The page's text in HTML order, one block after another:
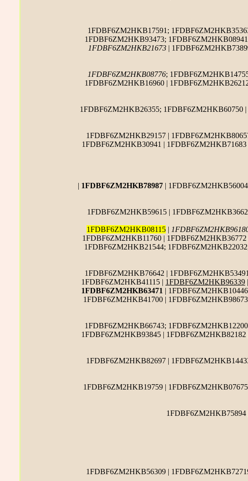
1FDBF6ZM2HKB17591;
1FDBF6ZM2HKB93473;
1FDBF6ZM2HKB21673 |
1FDBF6ZM2HKB08776;
1FDBF6ZM2HKB16960 |
1FDBF6ZM2HKB26355; 1FDBF6ZM2HKB60750 |
1FDBF6ZM2HKB29157 |
1FDBF6ZM2HKB30941 |
| 1FDBF6ZM2HKB78987 |
1FDBF6ZM2HKB59615 |
1FDBF6ZM2HKB08115 |
1FDBF6ZM2HKB11760 |
1FDBF6ZM2HKB21544;
1FDBF6ZM2HKB76642 |
1FDBF6ZM2HKB41115 | 1FDBF6ZM2HKB96339
1FDBF6ZM2HKB63471 |
1FDBF6ZM2HKB41700 |
1FDBF6ZM2HKB66743;
1FDBF6ZM2HKB93845 |
1FDBF6ZM2HKB82697 |
1FDBF6ZM2HKB19759 |
1FDBF6ZM2HKB56309 |